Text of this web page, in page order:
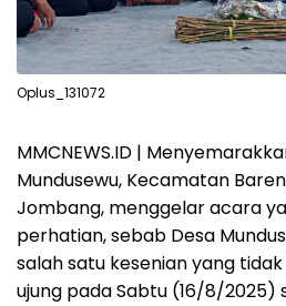
Oplus_131072
MMCNEWS.ID |
Mundusewu, Kecamatan
Jombang, menggelar acara
perhatian, sebab Desa
salah satu kesenian yang
ujung pada Sabtu (16/8/2025)